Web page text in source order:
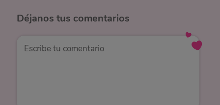
Déjanos tus comentarios